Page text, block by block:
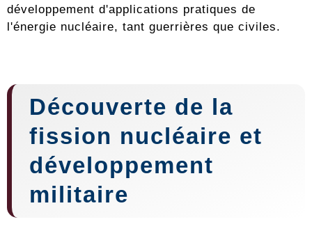
développement d'applications pratiques de
l'énergie nucléaire, tant guerrières que civiles.
Découverte de la
fission nucléaire et
développement
militaire